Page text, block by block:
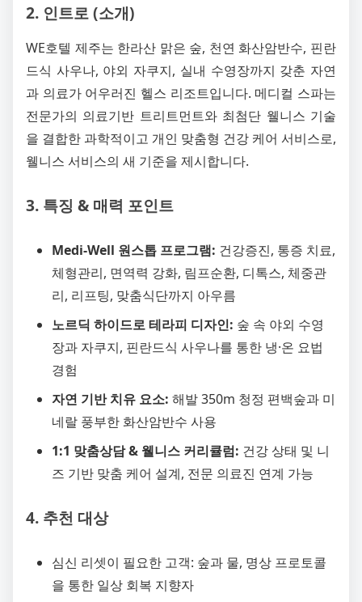
2. 인트로 (소개)
WE호텔 제주는 한라산 맑은 숲, 천연 화산암반수, 핀란
드식 사우나, 야외 자쿠지, 실내 수영장까지 갖춘 자연
과 의료가 어우러진 헬스 리조트입니다. 메디컬 스파는
전문가의 의료기반 트리트먼트와 최첨단 웰니스 기술
을 결합한 과학적이고 개인 맞춤형 건강 케어 서비스로,
웰니스 서비스의 새 기준을 제시합니다.
3. 특징 & 매력 포인트
Medi-Well 원스톱 프로그램: 건강증진, 통증 치료,
체형관리, 면역력 강화, 림프순환, 디톡스, 체중관
리, 리프팅, 맞춤식단까지 아우름
노르딕 하이드로 테라피 디자인: 숲 속 야외 수영
장과 자쿠지, 핀란드식 사우나를 통한 냉·온 요법
경험
자연 기반 치유 요소: 해발 350m 청정 편백숲과 미
네랄 풍부한 화산암반수 사용
1:1 맞춤상담 & 웰니스 커리큘럼: 건강 상태 및 니
즈 기반 맞춤 케어 설계, 전문 의료진 연계 가능
4. 추천 대상
심신 리셋이 필요한 고객: 숲과 물, 명상 프로토콜
을 통한 일상 회복 지향자